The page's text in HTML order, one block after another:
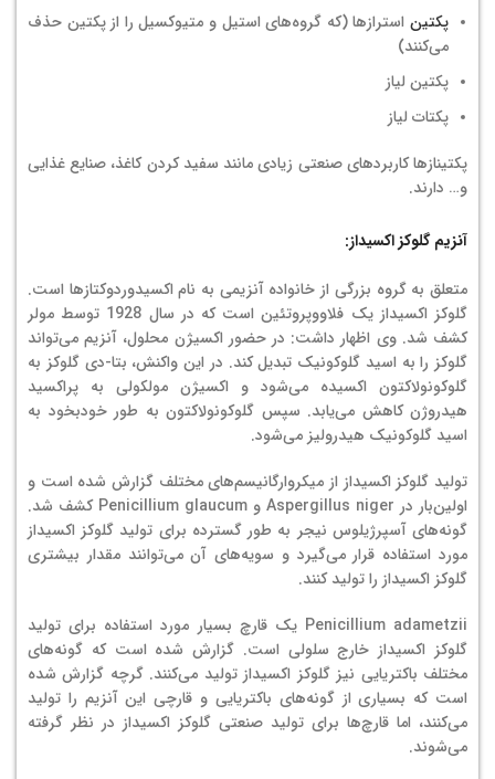
پکتین استرازها (که گروه‌های استیل و متیوکسیل را از پکتین حذف
می‌کنند)
پکتین لیاز
پکتات لیاز
پکتینازها کاربردهای صنعتی زیادی مانند سفید کردن کاغذ، صنایع غذایی
و… دارند.
آنزیم گلوکز اکسیداز:
متعلق به گروه بزرگی از خانواده آنزیمی به نام اکسیدوردوکتازها است.
گلوکز اکسیداز یک فلاووپروتئین است که در سال 1928 توسط مولر
کشف شد. وی اظهار داشت: در حضور اکسیژن محلول، آنزیم می‌تواند
گلوکز را به اسید گلوکونیک تبدیل کند. در این واکنش، بتا-دی گلوکز به
گلوکونولاکتون اکسیده می‌شود و اکسیژن مولکولی به پراکسید
هیدروژن کاهش می‌یابد. سپس گلوکونولاکتون به طور خودبخود به
اسید گلوکونیک هیدرولیز می‌شود.
تولید گلوکز اکسیداز از میکروارگانیسم‌های مختلف گزارش شده است و
اولین‌بار در Aspergillus niger و Penicillium glaucum کشف شد.
گونه‌های آسپرژیلوس نیجر به طور گسترده برای تولید گلوکز اکسیداز
مورد استفاده قرار می‌گیرد و سویه‌های آن می‌توانند مقدار بیشتری
گلوکز اکسیداز را تولید کنند.
Penicillium adametzii یک قارچ بسیار مورد استفاده برای تولید
گلوکز اکسیداز خارج سلولی است. گزارش شده است که گونه‌های
مختلف باکتریایی نیز گلوکز اکسیداز تولید می‌کنند. گرچه گزارش شده
است که بسیاری از گونه‌های باکتریایی و قارچی این آنزیم را تولید
می‌کنند، اما قارچ‌ها برای تولید صنعتی گلوکز اکسیداز در نظر گرفته
می‌شوند.